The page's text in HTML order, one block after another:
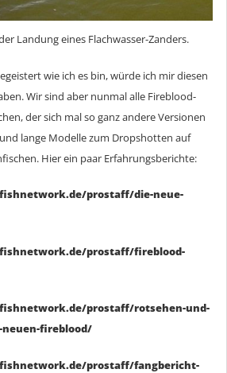
Landung eines Flachwasser-Zanders.
wie ich es bin, würde ich mir diesen
Wir sind aber nunmal alle Fireblood-
der sich mal so ganz andere Versionen
lange Modelle zum Dropshotten auf
Hier ein paar Erfahrungsberichte:
prostaff/die-neue-
prostaff/fireblood-
prostaff/rotsehen-und-
fireblood/
prostaff/fangbericht-